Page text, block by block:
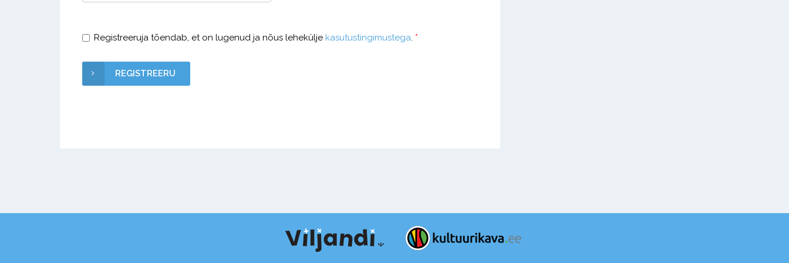
Registreeruja tõendab, et on lugenud ja nõus lehekülje kasutustingimustega *
REGISTREERU